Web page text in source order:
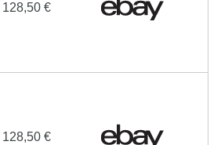
128,50 €
128,50 €